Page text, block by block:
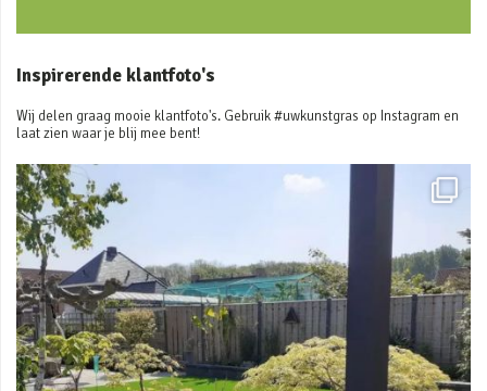
Inspirerende klantfoto's
Wij delen graag mooie klantfoto's. Gebruik #uwkunstgras op Instagram en
laat zien waar je blij mee bent!